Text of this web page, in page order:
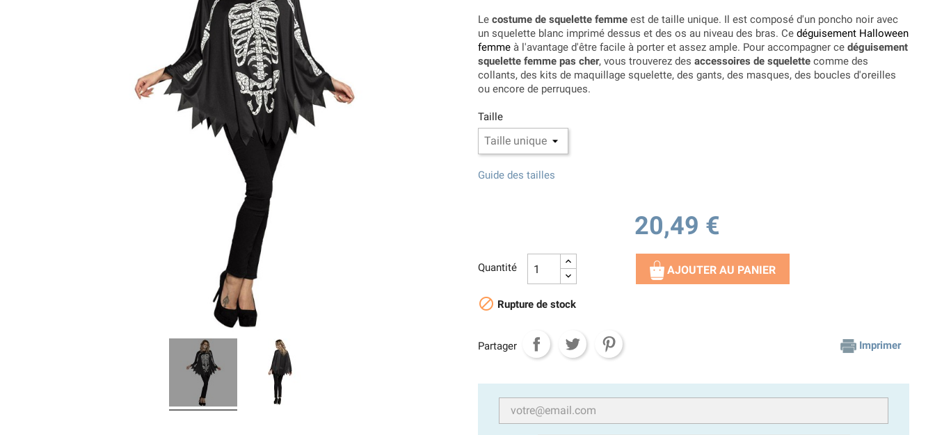
Le costume de squelette femme est de taille unique. Il est composé d'un poncho noir avec
un squelette blanc imprimé dessus et des os au niveau des bras. Ce déguisement Halloween
femme à l'avantage d'être facile à porter et assez ample. Pour accompagner ce déguisement
squelette femme pas cher, vous trouverez des accessoires de squelette comme des
collants, des kits de maquillage squelette, des gants, des masques, des boucles d'oreilles
ou encore de perruques.
Taille
Guide des tailles
20,49 €
Quantité AJOUTER AU PANIER
 Rupture de stock
Partager Imprimer